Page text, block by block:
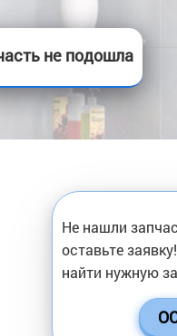
не подошла
Не нашли
оставьте
найти нужную